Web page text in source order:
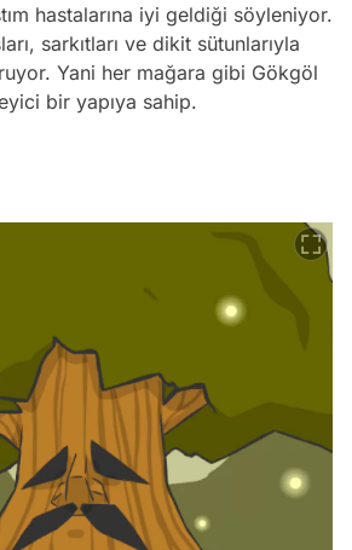
hastalarına iyi geldiği söyleniyor.
sarkıtları ve dikit sütunlarıyla
Yani her mağara gibi Gökgöl
bir yapıya sahip.